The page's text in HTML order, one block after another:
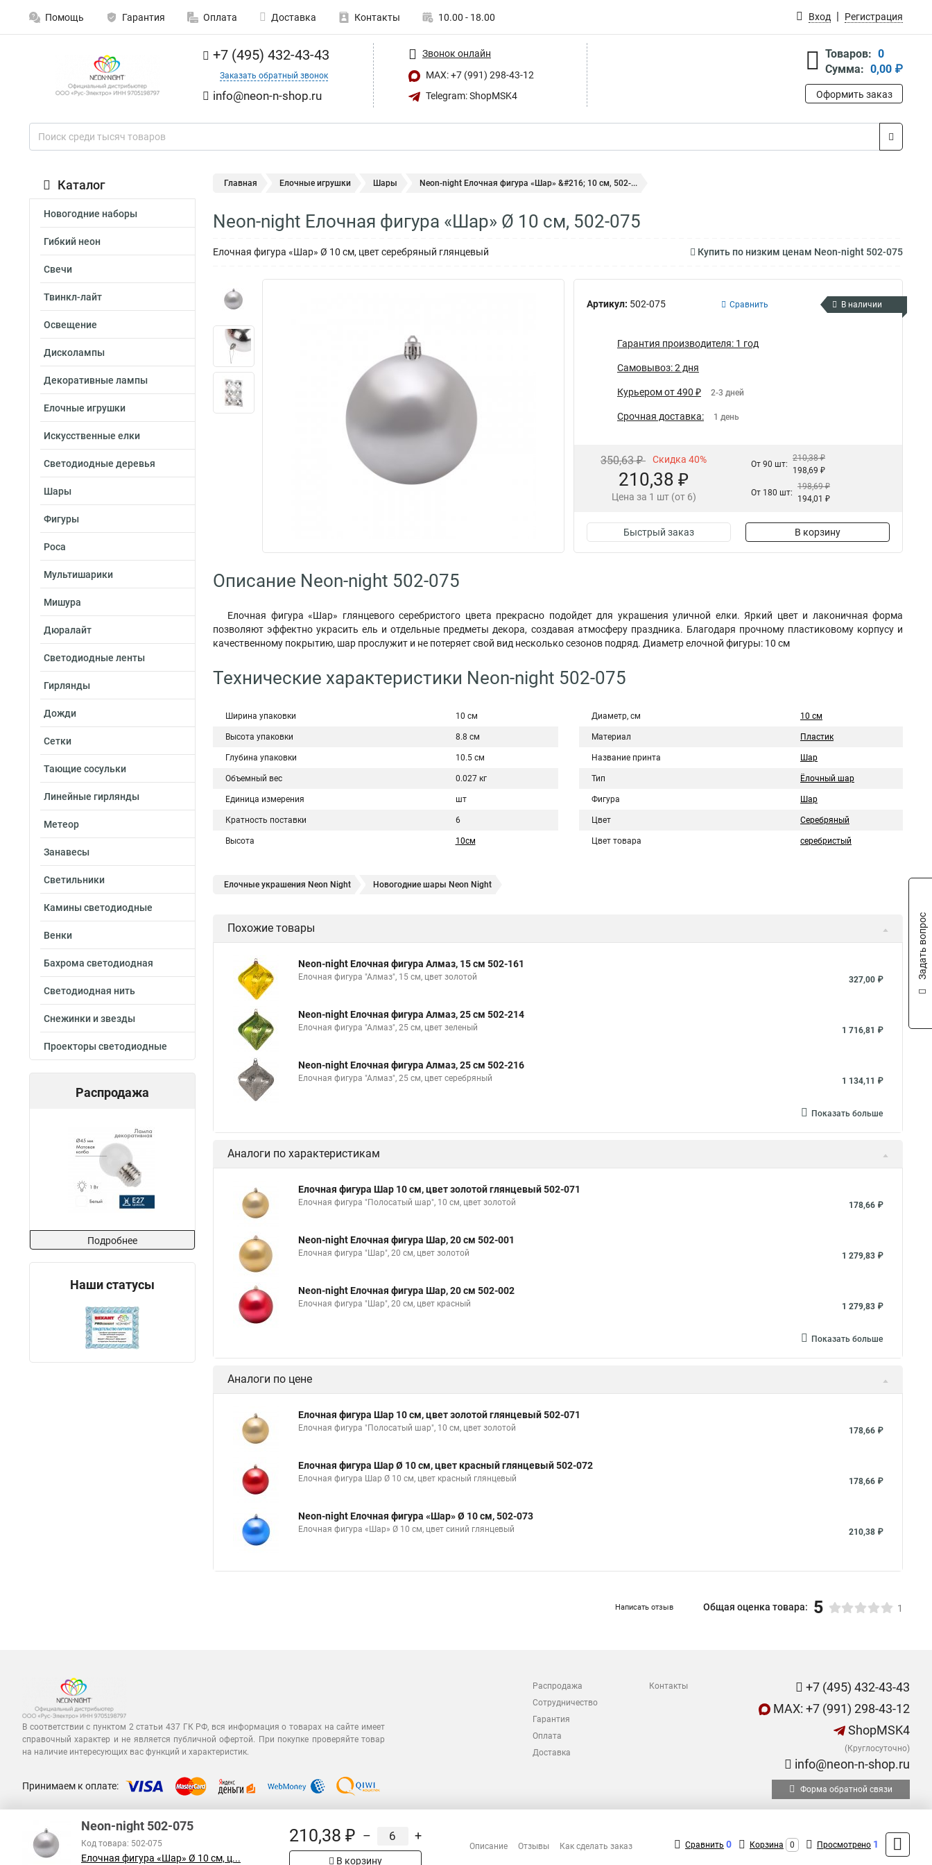
Помощь Гарантия Оплата Доставка Контакты 10.00 - 18.00 Вход Регистрация
+7 (495) 432-43-43
Заказать обратный звонок
info@neon-n-shop.ru
Звонок онлайн
MAX: +7 (991) 298-43-12
Telegram: ShopMSK4
Товаров: 0
Сумма: 0,00 ₽
Оформить заказ
Каталог
Новогодние наборы
Гибкий неон
Свечи
Твинкл-лайт
Освещение
Дисколампы
Декоративные лампы
Елочные игрушки
Искусственные елки
Светодиодные деревья
Шары
Фигуры
Роса
Мультишарики
Мишура
Дюралайт
Светодиодные ленты
Гирлянды
Дожди
Сетки
Тающие сосульки
Линейные гирлянды
Метеор
Занавесы
Светильники
Камины светодиодные
Венки
Бахрома светодиодная
Светодиодная нить
Снежинки и звезды
Проекторы светодиодные
Распродажа
Подробнее
Наши статусы
Главная Елочные игрушки Шары Neon-night Елочная фигура «Шар» &#216; 10 см, 502-...
Neon-night Елочная фигура «Шар» Ø 10 см, 502-075
Елочная фигура «Шар» Ø 10 см, цвет серебряный глянцевый Купить по низким ценам Neon-night 502-075
Артикул: 502-075 Сравнить В наличии
Гарантия производителя: 1 год
Самовывоз: 2 дня
Курьером от 490 ₽ 2-3 дней
Срочная доставка: 1 день
350,63 ₽ Скидка 40%
210,38 ₽
Цена за 1 шт (от 6)
От 90 шт:
210,38 ₽
198,69 ₽
От 180 шт:
198,69 ₽
194,01 ₽
Быстрый заказ В корзину
Описание Neon-night 502-075
Елочная фигура «Шар» глянцевого серебристого цвета прекрасно подойдет для украшения уличной елки. Яркий цвет и лаконичная форма
позволяют эффектно украсить ель и отдельные предметы декора, создавая атмосферу праздника. Благодаря прочному пластиковому корпусу и
качественному покрытию, шар прослужит и не потеряет свой вид несколько сезонов подряд. Диаметр елочной фигуры: 10 см
Технические характеристики Neon-night 502-075
Ширина упаковки 10 см
Высота упаковки 8.8 см
Глубина упаковки 10.5 см
Объемный вес 0.027 кг
Единица измерения шт
Кратность поставки 6
Высота 10см
Диаметр, см 10 см
Материал Пластик
Название принта Шар
Тип Ёлочный шар
Фигура Шар
Цвет Серебряный
Цвет товара серебристый
Елочные украшения Neon Night Новогодние шары Neon Night
Похожие товары
Neon-night Елочная фигура Алмаз, 15 см 502-161
Елочная фигура "Алмаз", 15 см, цвет золотой 327,00 ₽
Neon-night Елочная фигура Алмаз, 25 см 502-214
Елочная фигура "Алмаз", 25 см, цвет зеленый 1 716,81 ₽
Neon-night Елочная фигура Алмаз, 25 см 502-216
Елочная фигура "Алмаз", 25 см, цвет серебряный 1 134,11 ₽
Показать больше
Аналоги по характеристикам
Елочная фигура Шар 10 см, цвет золотой глянцевый 502-071
Елочная фигура "Полосатый шар", 10 см, цвет золотой 178,66 ₽
Neon-night Елочная фигура Шар, 20 см 502-001
Елочная фигура "Шар", 20 см, цвет золотой 1 279,83 ₽
Neon-night Елочная фигура Шар, 20 см 502-002
Елочная фигура "Шар", 20 см, цвет красный 1 279,83 ₽
Показать больше
Аналоги по цене
Елочная фигура Шар 10 см, цвет золотой глянцевый 502-071
Елочная фигура "Полосатый шар", 10 см, цвет золотой 178,66 ₽
Елочная фигура Шар Ø 10 см, цвет красный глянцевый 502-072
Елочная фигура Шар Ø 10 см, цвет красный глянцевый 178,66 ₽
Neon-night Елочная фигура «Шар» Ø 10 см, 502-073
Елочная фигура «Шар» Ø 10 см, цвет синий глянцевый 210,38 ₽
Написать отзыв Общая оценка товара: 5 1
В соответствии с пунктом 2 статьи 437 ГК РФ, вся информация о товарах на сайте имеет
справочный характер и не является публичной офертой. При покупке проверяйте товар
на наличие интересующих вас функций и характеристик.
Распродажа
Сотрудничество
Гарантия
Оплата
Доставка
Контакты
+7 (495) 432-43-43
MAX: +7 (991) 298-43-12
ShopMSK4
(Круглосуточно)
info@neon-n-shop.ru
Принимаем к оплате: Форма обратной связи
Neon-night 502-075
Код товара: 502-075
Елочная фигура «Шар» Ø 10 см, ц...
210,38 ₽ – +
В корзину
Описание Отзывы Как сделать заказ Сравнить 0 Корзина 0 Просмотрено 1
Задать вопрос